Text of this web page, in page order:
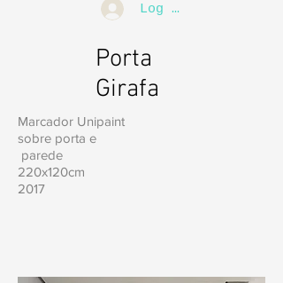
Log In
Porta
Girafa
Marcador Unipaint
sobre porta e
parede
220x120cm
2017